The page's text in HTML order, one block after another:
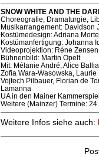
SNOW WHITE AND THE
Choreografie, Dramaturgie,
Musikarrangement: Davidson
Kostümedesign: Adriana
Kostümanfertigung: Johanna
Videoprojektion: Réne Zensen
Bühnenbild: Martin Opelt
Mit: Mélanie André, Alice
Zofia Wara-Wasowska,
Vojtech Pilbauer, Florian de
Lamanna
UA in den Mainer
Weitere (Mainzer) Termine:
Weitere Infos siehe auch: